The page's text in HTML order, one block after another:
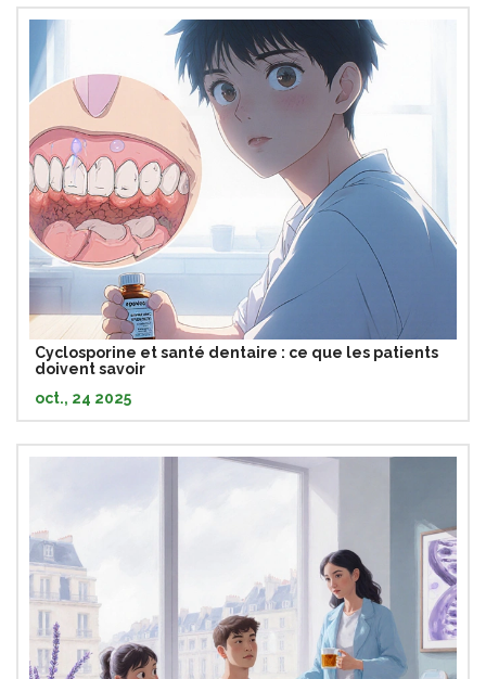
Cyclosporine et santé dentaire : ce que les patients
doivent savoir
oct., 24 2025